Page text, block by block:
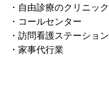
・自由診療のクリニック
・コールセンター
・訪問看護ステーション
・家事代行業